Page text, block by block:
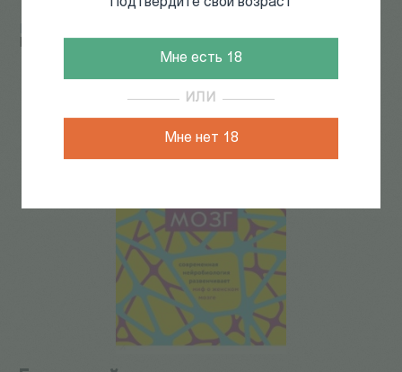
Мне есть 18
ИЛИ
Мне нет 18
Гендерный мозг